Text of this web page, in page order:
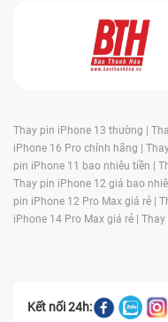
Thay pin iPhone 13 thường |
iPhone 16 Pro chính hãng |
pin iPhone 11 bao nhiêu tiền |
Thay pin iPhone 12 giá bao
pin iPhone 12 Pro Max giá rẻ |
iPhone 14 Pro Max giá rẻ | Thay
Kết nối 24h: